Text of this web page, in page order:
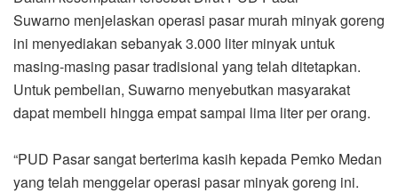
Suwarno menjelaskan operasi pasar murah minyak goreng
ini menyediakan sebanyak 3.000 liter minyak untuk
masing-masing pasar tradisional yang telah ditetapkan.
Untuk pembelian, Suwarno menyebutkan masyarakat
dapat membeli hingga empat sampai lima liter per orang.
“PUD Pasar sangat berterima kasih kepada Pemko Medan
yang telah menggelar operasi pasar minyak goreng ini.